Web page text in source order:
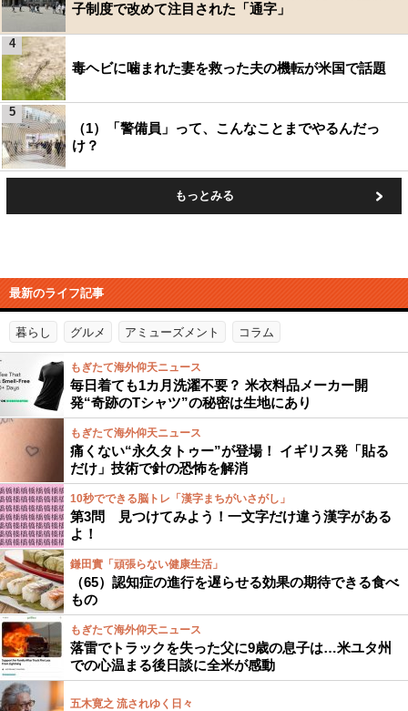
子制度で改めて注目された「通字」
毒ヘビに噛まれた妻を救った夫の機転が米国で話題
4
（1）「警備員」って、こんなことまでやるんだっ
け？
5
もっとみる
最新のライフ記事
暮らし グルメ アミューズメント コラム
もぎたて海外仰天ニュース
毎日着ても1カ月洗濯不要？ 米衣料品メーカー開
発“奇跡のTシャツ”の秘密は生地にあり
もぎたて海外仰天ニュース
痛くない“永久タトゥー”が登場！ イギリス発「貼る
だけ」技術で針の恐怖を解消
10秒でできる脳トレ「漢字まちがいさがし」
第3問 見つけてみよう！一文字だけ違う漢字がある
よ！
鎌田實「頑張らない健康生活」
（65）認知症の進行を遅らせる効果の期待できる食べ
もの
もぎたて海外仰天ニュース
落雷でトラックを失った父に9歳の息子は…米ユタ州
での心温まる後日談に全米が感動
五木寛之 流されゆく日々